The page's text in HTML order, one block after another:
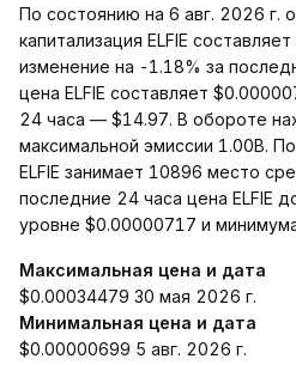
По состоянию на 6 авг. 2026 г.
капитализация ELFIE
изменение на -1.18% за
цена ELFIE составляет
24 часа — $14.97. В обороте
максимальной эмиссии 1.00B.
ELFIE занимает 10896 место
последние 24 часа цена ELFIE
уровне $0.00000717 и
Максимальная цена и дата
$0.00034479 30 мая 2026 г.
Минимальная цена и дата
$0.00000699 5 авг. 2026 г.